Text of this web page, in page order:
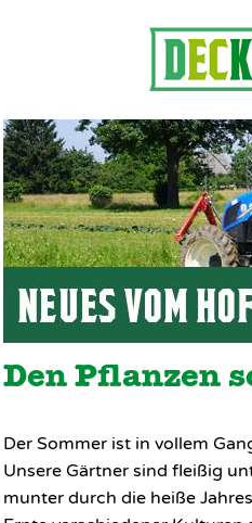
Den Pflanzen
Der Sommer ist in vollem
Unsere Gärtner sind fleißig
munter durch die heiße